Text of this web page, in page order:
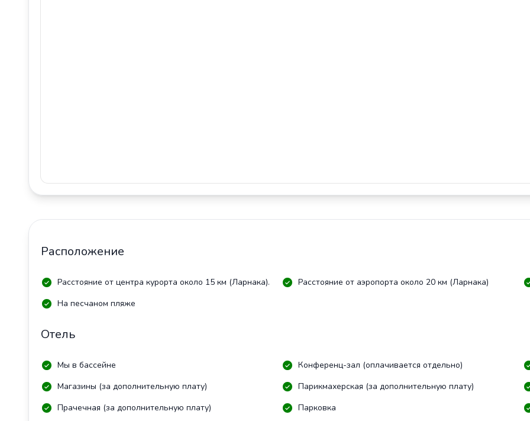
Расположение
Расстояние от центра курорта около 15 км (Ларнака). Расстояние от аэропорта около 20 км (Ларнака)
На песчаном пляже
Отель
Мы в бассейне Конференц-зал (оплачивается отдельно)
Магазины (за дополнительную плату)
Парикмахерская (за дополнительную плату)
Прачечная (за дополнительную плату)
Парковка